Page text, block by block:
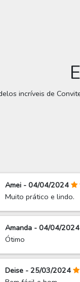
incríveis de
Amei - 04/04/2024
Muito prático e lindo.
Amanda - 04/04/2024
Ótimo
Deise - 25/03/2024